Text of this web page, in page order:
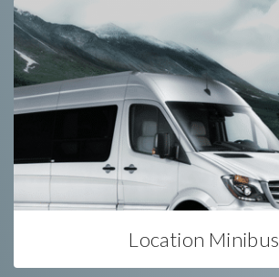
Location Minibus